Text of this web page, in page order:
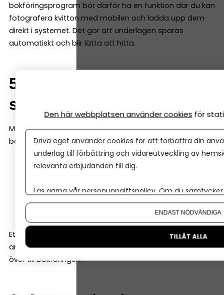
bokföringsprogram bör därför ha en funktion där du kan
fotografera kvitton med mobilen och ladda upp dem
direkt i systemet. Det gör att underlagen sparas
automatiskt och blir lätta att hitta.
5. Integrationer med andra
system
Många företag använder fler system än bara
bokföringsprogrammet, till exempel:
e-handelssystem
CRM-system
betalningslösningar
Ett bra bokföringsprogram ska kunna integreras med
andra verktyg så att informationen automatiskt förs
över till bokföringen.
Den här webbplatsen använder cookies för
Driva eget använder cookies för att förbättra din
underlag till förbättring och vidareutveckling av
relevanta erbjudanden till dig.
Läs gärna vår personuppgiftspolicy. Om du
Om du vill ändra ditt val i efterhand hittar du den
ENDAST NÖDVÄNDIGA
TILLÅT ALLA